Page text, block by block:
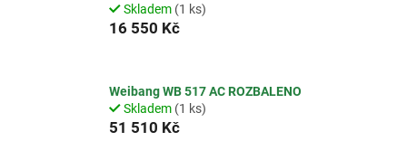
Skladem (1 ks)
16 550 Kč
Weibang WB 517 AC ROZBALENO
Skladem (1 ks)
51 510 Kč